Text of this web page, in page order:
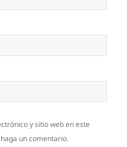
y sitio web en este
un comentario.